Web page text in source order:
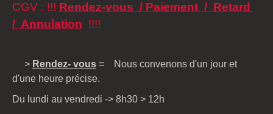
CGV : !!! Rendez-vous / Paiement / Retard
/ Annulation !!!!
> Rendez- vous = Nous convenons d'un jour et
d'une heure précise.
Du lundi au vendredi -> 8h30 > 12h